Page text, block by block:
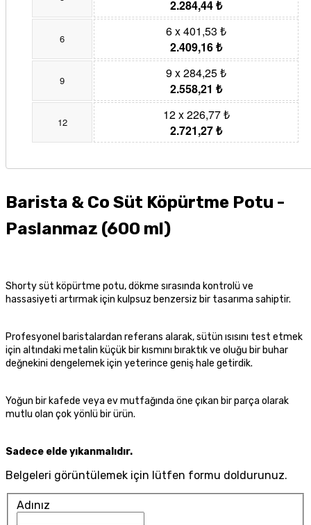
2.284,44 ₺
6
6 x 401,53 ₺
2.409,16 ₺
9
9 x 284,25 ₺
2.558,21 ₺
12
12 x 226,77 ₺
2.721,27 ₺
Barista & Co Süt Köpürtme Potu -
Paslanmaz (600 ml)
Shorty süt köpürtme potu, dökme sırasında kontrolü ve
hassasiyeti artırmak için kulpsuz benzersiz bir tasarıma sahiptir.
Profesyonel baristalardan referans alarak, sütün ısısını test etmek
için altındaki metalin küçük bir kısmını bıraktık ve oluğu bir buhar
değnekini dengelemek için yeterince geniş hale getirdik.
Yoğun bir kafede veya ev mutfağında öne çıkan bir parça olarak
mutlu olan çok yönlü bir ürün.
Sadece elde yıkanmalıdır.
Belgeleri görüntülemek için lütfen formu doldurunuz.
Adınız